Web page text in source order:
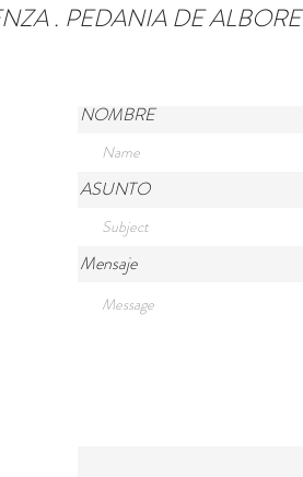
. PEDANIA DE
NOMBRE
ASUNTO
Mensaje